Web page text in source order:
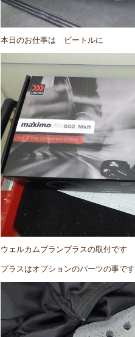
本日のお仕事は ビートルに
ウェルカムプランプラスの取付です
プラスはオプションのパーツの事です